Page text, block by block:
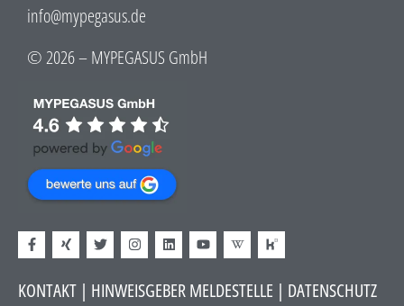
info@mypegasus.de
© 2026 – MYPEGASUS GmbH
KONTAKT | HINWEISGEBER MELDESTELLE | DATENSCHUTZ